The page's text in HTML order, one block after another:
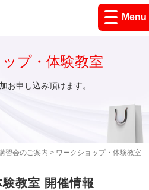
Menu
習会のご案内 > ワークショップ・体験教室
プ・体験教室
お申し込み頂けます。
教室 開催情報